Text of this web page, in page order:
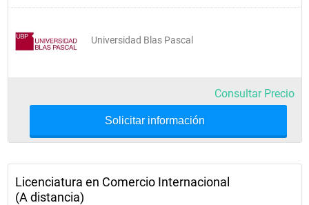
Universidad Blas Pascal
Consultar Precio
Solicitar información
Licenciatura en Comercio Internacional
(A distancia)